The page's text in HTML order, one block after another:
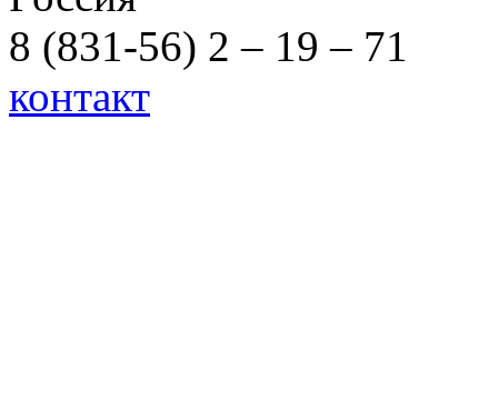
8 (831-56) 2 – 19 – 71
контакт